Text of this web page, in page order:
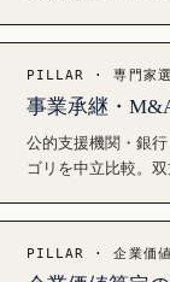
PILLAR · 専門家
事業承継・
公的支援機関・銀
ゴリを中立比較。
PILLAR · 企業価値